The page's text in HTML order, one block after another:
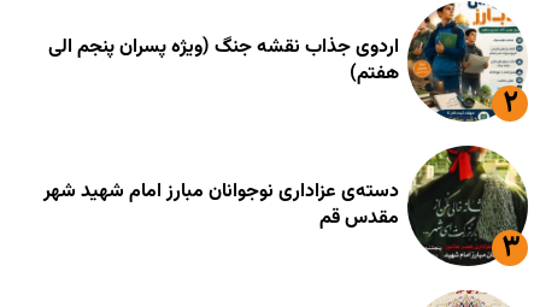
اردوی جذاب نقشه جنگ (ویژه پسران پنجم الی
هفتم)
دسته‌ی عزاداری نوجوانان مبارز امام شهید شهر
مقدس قم